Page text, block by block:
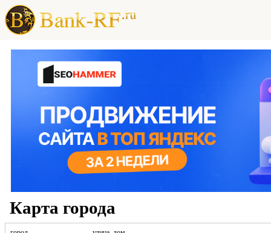
Карта города